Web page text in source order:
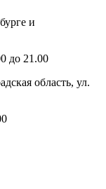
и
до 21.00
область, ул.